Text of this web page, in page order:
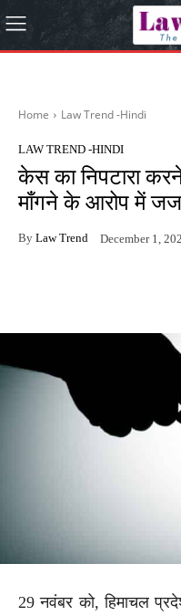
Home Law Trend -Hindi
LAW TREND -HINDI
केस का निपटारा
माँगने के आरोप में जज
By Law Trend December 1,
29 नवंबर को, हिमाचल